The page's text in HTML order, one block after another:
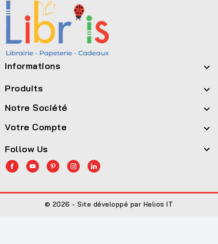
Informations 
Produits 
Notre Société 
Votre Compte 
Follow Us 
© 2026 - Site développé par Helios IT